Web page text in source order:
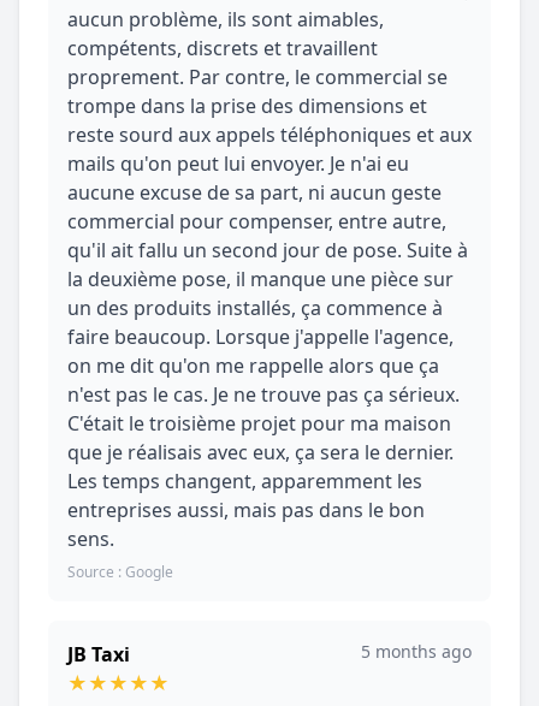
aucun problème, ils sont aimables,
compétents, discrets et travaillent
proprement. Par contre, le commercial se
trompe dans la prise des dimensions et
reste sourd aux appels téléphoniques et aux
mails qu'on peut lui envoyer. Je n'ai eu
aucune excuse de sa part, ni aucun geste
commercial pour compenser, entre autre,
qu'il ait fallu un second jour de pose. Suite à
la deuxième pose, il manque une pièce sur
un des produits installés, ça commence à
faire beaucoup. Lorsque j'appelle l'agence,
on me dit qu'on me rappelle alors que ça
n'est pas le cas. Je ne trouve pas ça sérieux.
C'était le troisième projet pour ma maison
que je réalisais avec eux, ça sera le dernier.
Les temps changent, apparemment les
entreprises aussi, mais pas dans le bon
sens.
Source : Google
JB Taxi
★★★★★
5 months ago